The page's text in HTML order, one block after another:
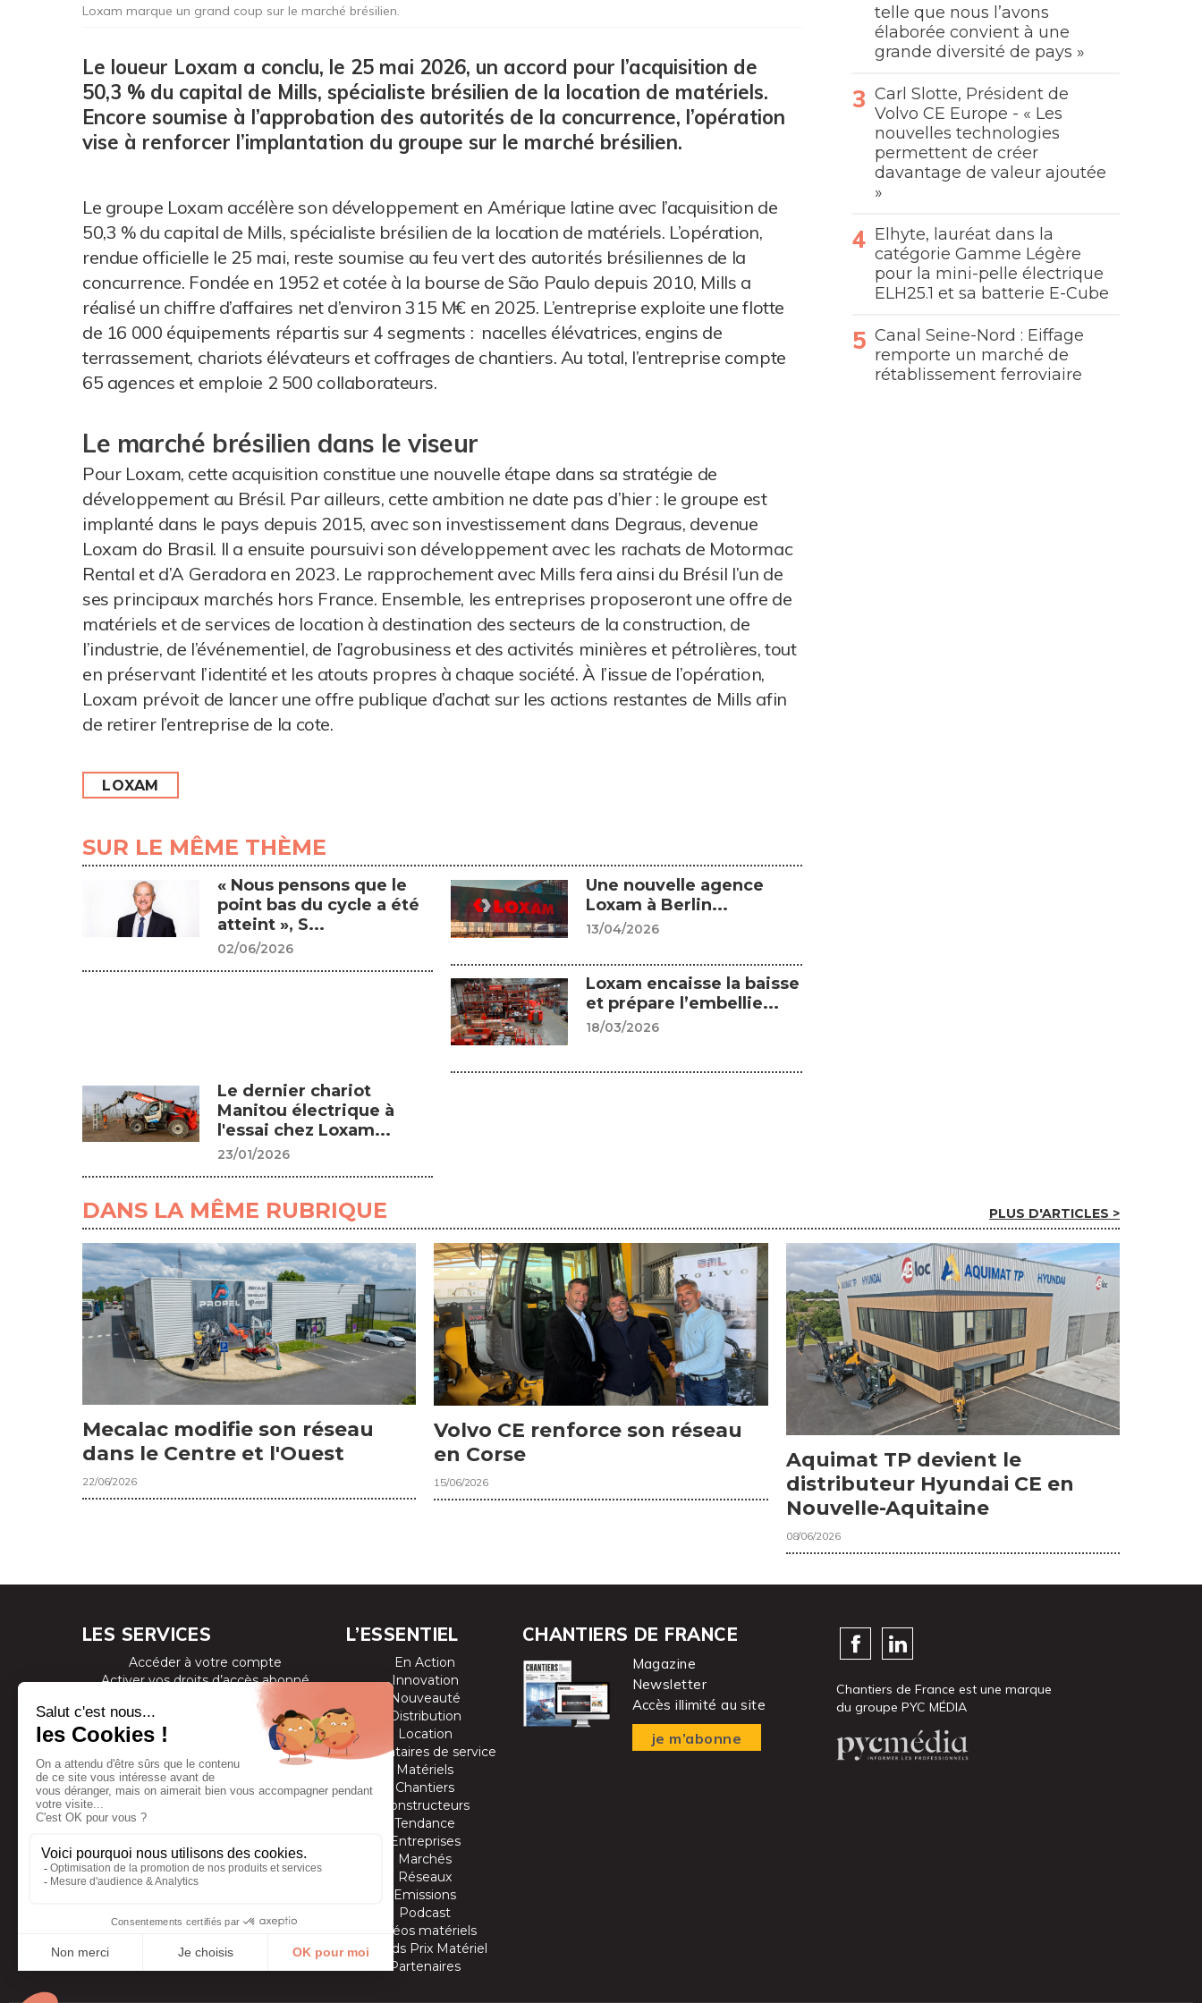
Loxam marque un grand coup sur le marché brésilien.
Le loueur Loxam a conclu, le 25 mai 2026, un accord pour l’acquisition de
50,3 % du capital de Mills, spécialiste brésilien de la location de matériels.
Encore soumise à l’approbation des autorités de la concurrence, l’opération
vise à renforcer l’implantation du groupe sur le marché brésilien.
Le groupe Loxam accélère son développement en Amérique latine avec l’acquisition de
50,3 % du capital de Mills, spécialiste brésilien de la location de matériels. L’opération,
rendue officielle le 25 mai, reste soumise au feu vert des autorités brésiliennes de la
concurrence. Fondée en 1952 et cotée à la bourse de São Paulo depuis 2010, Mills a
réalisé un chiffre d’affaires net d’environ 315 M€ en 2025. L’entreprise exploite une flotte
de 16 000 équipements répartis sur 4 segments : nacelles élévatrices, engins de
terrassement, chariots élévateurs et coffrages de chantiers. Au total, l’entreprise compte
65 agences et emploie 2 500 collaborateurs.
Le marché brésilien dans le viseur
Pour Loxam, cette acquisition constitue une nouvelle étape dans sa stratégie de
développement au Brésil. Par ailleurs, cette ambition ne date pas d’hier : le groupe est
implanté dans le pays depuis 2015, avec son investissement dans Degraus, devenue
Loxam do Brasil. Il a ensuite poursuivi son développement avec les rachats de Motormac
Rental et d’A Geradora en 2023. Le rapprochement avec Mills fera ainsi du Brésil l’un de
ses principaux marchés hors France. Ensemble, les entreprises proposeront une offre de
matériels et de services de location à destination des secteurs de la construction, de
l’industrie, de l’événementiel, de l’agrobusiness et des activités minières et pétrolières, tout
en préservant l’identité et les atouts propres à chaque société. À l’issue de l’opération,
Loxam prévoit de lancer une offre publique d’achat sur les actions restantes de Mills afin
de retirer l’entreprise de la cote.
LOXAM
SUR LE MÊME THÈME
« Nous pensons que le
point bas du cycle a été
atteint », S...
02/06/2026
Une nouvelle agence
Loxam à Berlin...
13/04/2026
Loxam encaisse la baisse
et prépare l’embellie...
18/03/2026
Le dernier chariot
Manitou électrique à
l'essai chez Loxam...
23/01/2026
telle que nous l’avons
élaborée convient à une
grande diversité de pays »
Carl Slotte, Président de
Volvo CE Europe - « Les
nouvelles technologies
permettent de créer
davantage de valeur ajoutée
»
Elhyte, lauréat dans la
catégorie Gamme Légère
pour la mini-pelle électrique
ELH25.1 et sa batterie E-Cube
Canal Seine-Nord : Eiffage
remporte un marché de
rétablissement ferroviaire
DANS LA MÊME RUBRIQUE PLUS D'ARTICLES >
Mecalac modifie son réseau
dans le Centre et l'Ouest
22/06/2026
Volvo CE renforce son réseau
en Corse
15/06/2026
Aquimat TP devient le
distributeur Hyundai CE en
Nouvelle-Aquitaine
08/06/2026
LES SERVICES
Accéder à votre compte
Activer vos droits d’accès abonné
Consulter les magazines
S’inscrire aux newsletters
Devenir annonceur
Se connecter à l’extranet annonceur
Nous contacter
L’ESSENTIEL
En Action
Innovation
Nouveauté
Distribution
Location
Prestataires de service
Matériels
Chantiers
Constructeurs
Tendance
Entreprises
Marchés
Réseaux
Emissions
Podcast
Vidéos matériels
Grands Prix Matériel
Partenaires
CHANTIERS DE FRANCE
Magazine
Newsletter
Accès illimité au site
je m’abonne
Chantiers de France est une marque
du groupe PYC MÉDIA